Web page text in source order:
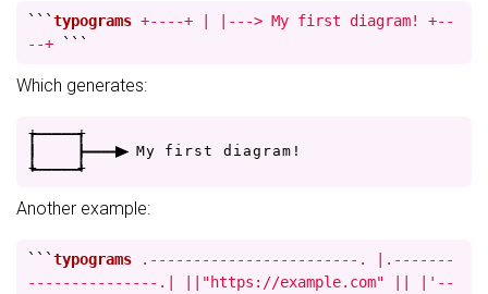
```typograms +----+ | |---> My first diagram! +--
--+
```
Which generates:
+----+
|---> My fi rst d i ag ram !
+----+
Another example:
```typograms
.------------------------. |.-------
---------------.| ||"https://example.com" || |'--